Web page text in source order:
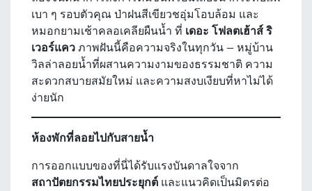
เบา ๆ รอบตัวคุณ ป่าฝนสีเขียวชอุ่มโอบล้อม และ
หมอกยามเช้าคลอเคลียผืนน้ำ ที่ เดอะ โฟลตเฮ้าส์ ริ
เวอร์แคว ภาพฝันนี้คือความจริงในทุกวัน — หมู่บ้าน
วิลล่าลอยน้ำที่ผสานความงามของธรรมชาติ ความ
สะดวกสบายสมัยใหม่ และความสงบเงียบที่หาไม่ได้
ง่ายนัก
ห้องพักที่ลอยไปกับสายน้ำ
การออกแบบของที่นี่ได้รับแรงบันดาลใจจาก
สถาปัตยกรรมไทยประยุกต์ และแนวคิดเป็นมิตรต่อ